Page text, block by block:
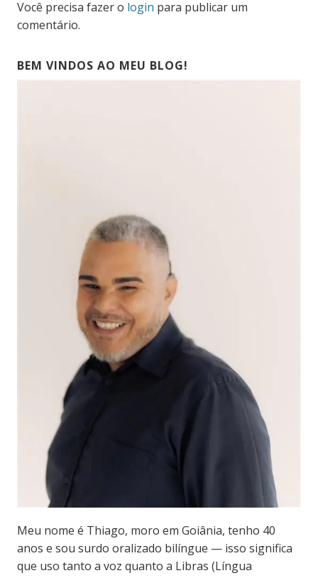
Você precisa fazer o login para publicar um
comentário.
BEM VINDOS AO MEU BLOG!
Meu nome é Thiago, moro em Goiânia, tenho 40
anos e sou surdo oralizado bilíngue — isso significa
que uso tanto a voz quanto a Libras (Língua